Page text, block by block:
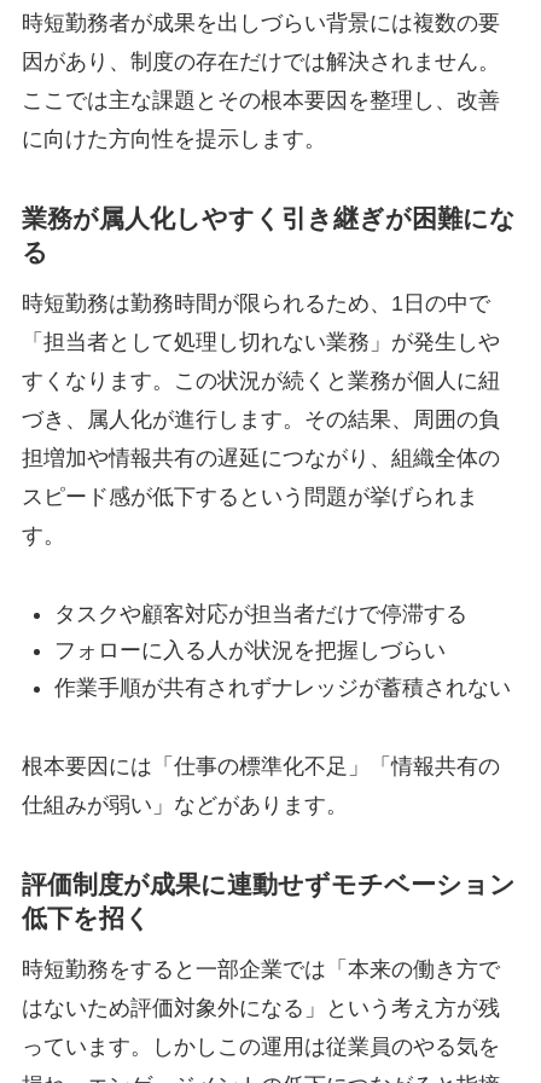
時短勤務者が成果を出しづらい背景には複数の要
因があり、制度の存在だけでは解決されません。
ここでは主な課題とその根本要因を整理し、改善
に向けた方向性を提示します。
業務が属人化しやすく引き継ぎが困難にな
る
時短勤務は勤務時間が限られるため、1日の中で
「担当者として処理し切れない業務」が発生しや
すくなります。この状況が続くと業務が個人に紐
づき、属人化が進行します。その結果、周囲の負
担増加や情報共有の遅延につながり、組織全体の
スピード感が低下するという問題が挙げられま
す。
タスクや顧客対応が担当者だけで停滞する
フォローに入る人が状況を把握しづらい
作業手順が共有されずナレッジが蓄積されない
根本要因には「仕事の標準化不足」「情報共有の
仕組みが弱い」などがあります。
評価制度が成果に連動せずモチベーション
低下を招く
時短勤務をすると一部企業では「本来の働き方で
はないため評価対象外になる」という考え方が残
っています。しかしこの運用は従業員のやる気を